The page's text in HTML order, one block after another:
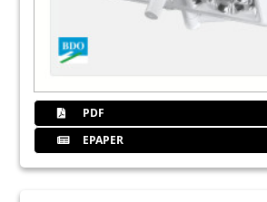
Humanpräparate-Kurs für
Redaktion
43IV. Nose, Sinus & Implants:
Humanpräparate-Kurs für
44Das zahnärztliche MVZ: Freud
PDF
EPAPER